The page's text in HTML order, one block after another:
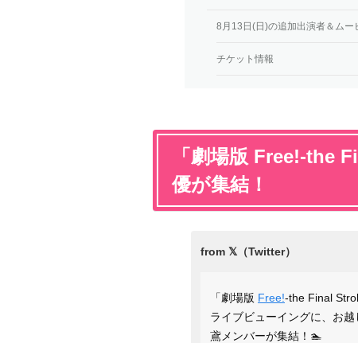
8月13日(日)の追加出演者＆ムー
チケット情報
「劇場版 Free!-the
優が集結！
「劇場版 Free!-the Final
ライブビューイングに、お
鳶メンバーが集結！🏊